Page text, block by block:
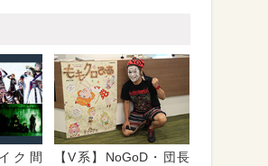
ク間
【V系】NoGoD・団長